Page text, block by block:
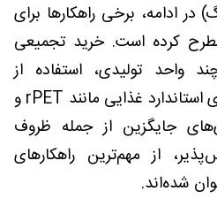
ادامه، برخی راهکارها برای
کرده است. خرید تجمیعی
واحد تولیدی، استفاده از
پلاستیک‌های بازیافتی دارای استاندارد غذایی مانند rPET و
جایگزین از جمله ظروف
از مهم‌ترین راهکارهای
شده‌اند.